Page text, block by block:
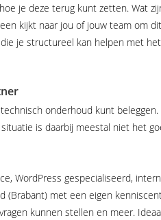
je deze terug kunt zetten. Wat
kijkt naar jou of jouw team om
je structureel kan helpen met
onderhoud kunt
is daarbij meestal niet het
WordPress gespecialiseerd,
(Brabant) met een eigen
kunnen stellen en meer.